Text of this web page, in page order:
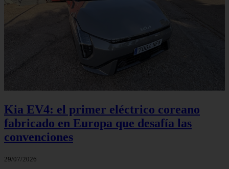
Kia EV4: el primer eléctrico coreano
fabricado en Europa que desafía las
convenciones
29/07/2026